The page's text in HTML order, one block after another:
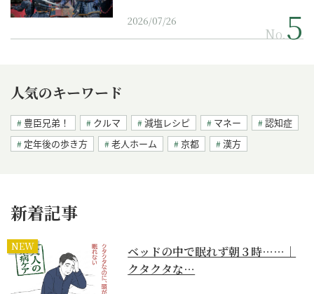
2026/07/26
No.
人気のキーワード
豊臣兄弟！ クルマ 減塩レシピ マネー
認知症
定年後の歩き方
老人ホーム 京都 漢方
新着記事
NEW
ベッドの中で眠れず朝３時……｜
クタクタな…